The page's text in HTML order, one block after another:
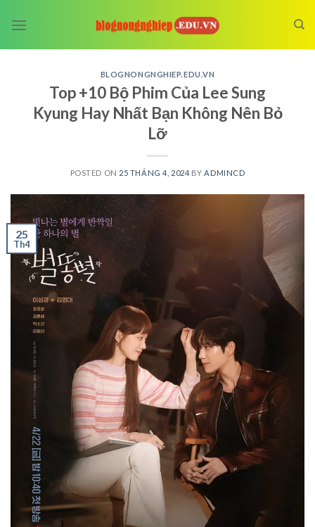
BLOGNONGNGHIEP.EDU.VN
Top +10 Bộ Phim Của Lee Sung
Kyung Hay Nhất Bạn Không Nên Bỏ
Lỡ
POSTED ON 25 THÁNG 4, 2024 BY ADMINCD
25
Th4